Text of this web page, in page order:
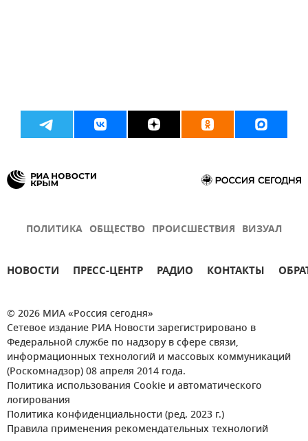
ПОЛИТИКА ОБЩЕСТВО ПРОИСШЕСТВИЯ ВИЗУАЛ
НОВОСТИ ПРЕСС-ЦЕНТР РАДИО КОНТАКТЫ
© 2026 МИА «Россия сегодня»
Сетевое издание РИА Новости зарегистрировано в
Федеральной службе по надзору в сфере связи,
информационных технологий и массовых коммуникаций
(Роскомнадзор) 08 апреля 2014 года.
Политика использования Cookie и автоматического
логирования
Политика конфиденциальности (ред. 2023 г.)
Правила применения рекомендательных технологий